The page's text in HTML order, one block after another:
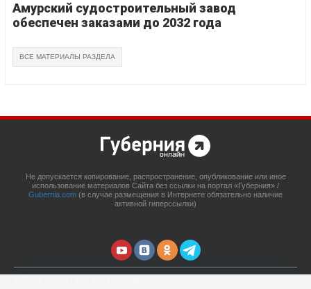
Амурский судостроительный завод
обеспечен заказами до 2032 года
ВСЕ МАТЕРИАЛЫ РАЗДЕЛА
Не допускается копирование, распространение, опубликование или иное
использование материалов Сайта без ссылки на портал «Губерния» /
Gubernia.com (в случае размещения в Интернете обязательно наличие
активной гиперссылки)